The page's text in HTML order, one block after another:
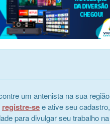
um antenista na sua
registre-see ative seu
para divulgar seu trabalho